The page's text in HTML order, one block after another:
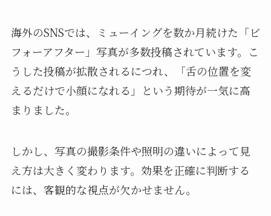
海外のSNSでは、ミューイングを数か月続けた「ビ
フォーアフター」写真が多数投稿されています。こ
うした投稿が拡散されるにつれ、「舌の位置を変
えるだけで小顔になれる」という期待が一気に高
まりました。
しかし、写真の撮影条件や照明の違いによって見
え方は大きく変わります。効果を正確に判断する
には、客観的な視点が欠かせません。